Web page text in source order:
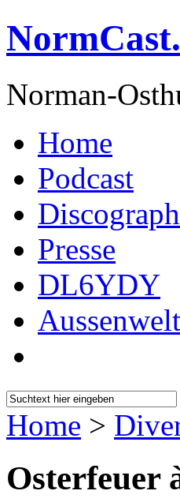
Norman-
Home
Podcast
Presse
DL6YDY
Aussenwelt
Home >
Osterfeuer